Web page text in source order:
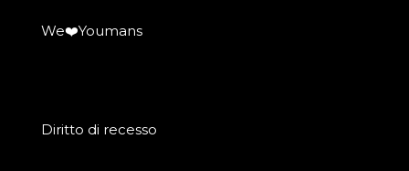
We❤️Youmans
Diritto di recesso